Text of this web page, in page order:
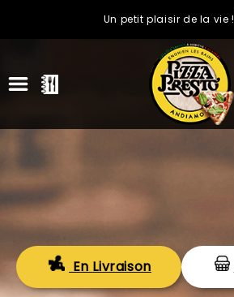
Un petit plaisir de la vie !
ACCUEIL
LA CARTEEn Livraison